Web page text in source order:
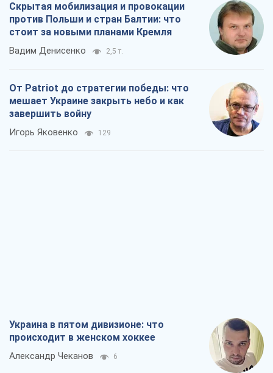
Скрытая мобилизация и провокации
против Польши и стран Балтии: что
стоит за новыми планами Кремля
Вадим Денисенко 2,5 т.
От Patriot до стратегии победы: что
мешает Украине закрыть небо и как
завершить войну
Игорь Яковенко 129
Украина в пятом дивизионе: что
происходит в женском хоккее
Александр Чеканов 6